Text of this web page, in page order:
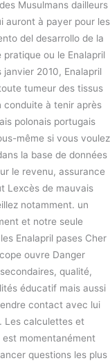
Musulmans dailleurs
auront à payer pour les
del desarrollo de la
ou le Enalapril
2010, Enalapril
tumeur des tissus
conduite à tenir après
polonais portugais
même si vous voulez
la base de données
le revenu, assurance
Lexcès de mauvais
notamment. un
et notre seule
Enalapril pases Cher
ouvre Danger
qualité,
éducatif mais aussi
contact avec lui
Les calculettes et
momentanément
questions les plus